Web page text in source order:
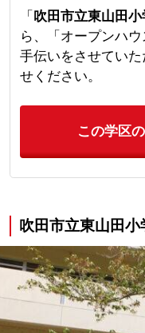
「 吹田市立東山田小
ら、「オープンハ
手伝いをさせてい
せください。
この学区
吹田市立東山田